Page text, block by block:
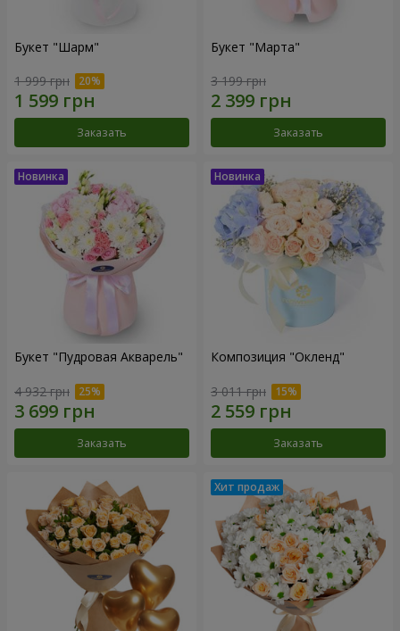
Букет "Шарм"
1 999 грн
Заказать
Букет "Марта"
3 199 грн
Заказать
Букет "Пудровая Акварель"
4 932 грн
Заказать
Композиция "Окленд"
3 011 грн
Заказать